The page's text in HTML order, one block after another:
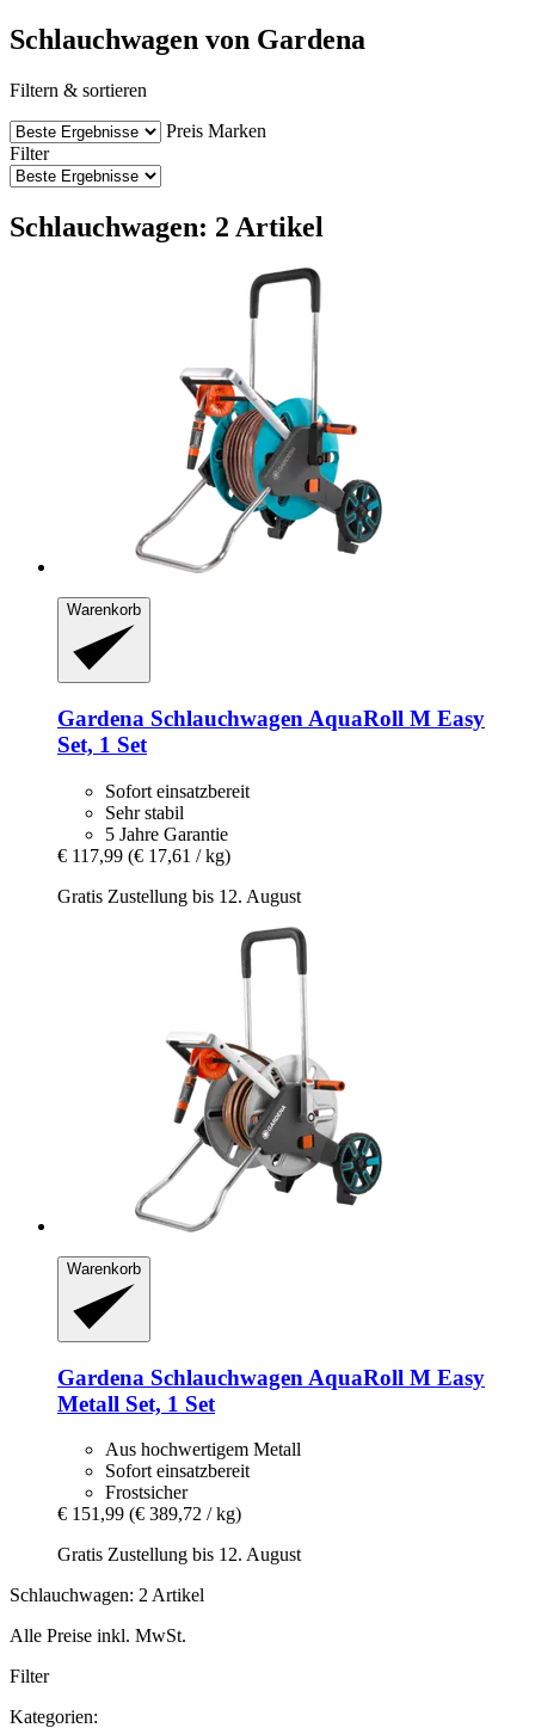
Schlauchwagen von Gardena
Filtern & sortieren
Preis Marken
Filter
Schlauchwagen: 2 Artikel
Warenkorb
Gardena Schlauchwagen AquaRoll M Easy
Set, 1 Set
Sofort einsatzbereit
Sehr stabil
5 Jahre Garantie
€ 117,99 (€ 17,61 / kg)
Gratis Zustellung bis 12. August
Warenkorb
Gardena Schlauchwagen AquaRoll M Easy
Metall Set, 1 Set
Aus hochwertigem Metall
Sofort einsatzbereit
Frostsicher
€ 151,99 (€ 389,72 / kg)
Gratis Zustellung bis 12. August
Schlauchwagen: 2 Artikel
Alle Preise inkl. MwSt.
Filter
Kategorien: